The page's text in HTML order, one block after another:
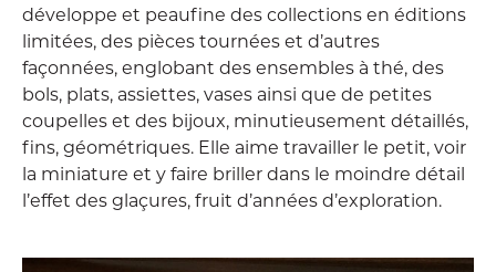
développe et peaufine des collections en éditions
limitées, des pièces tournées et d’autres
façonnées, englobant des ensembles à thé, des
bols, plats, assiettes, vases ainsi que de petites
coupelles et des bijoux, minutieusement détaillés,
fins, géométriques. Elle aime travailler le petit, voir
la miniature et y faire briller dans le moindre détail
l’effet des glaçures, fruit d’années d’exploration.